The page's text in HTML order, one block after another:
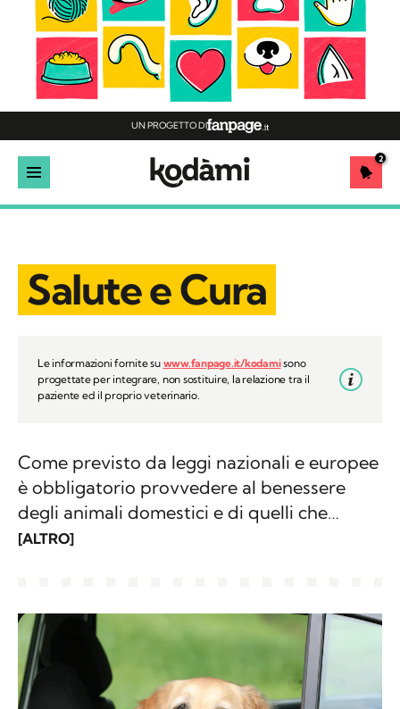
UN PROGETTO DI
2
Salute e Cura
Le informazioni fornite su www.fanpage.it/kodamisono
progettate per integrare, non sostituire, la relazione tra il
paziente ed il proprio veterinario.
Come previsto da leggi nazionali e europee
è obbligatorio provvedere al benessere
degli animali domestici e di quelli che
vivono, in distinta misura, sotto il controllo
cura del tuo compagno e su come viene
tutelata la salute animale.
[ALTRO]